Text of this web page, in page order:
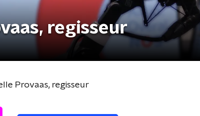
regisseur
Provaas, regisseur